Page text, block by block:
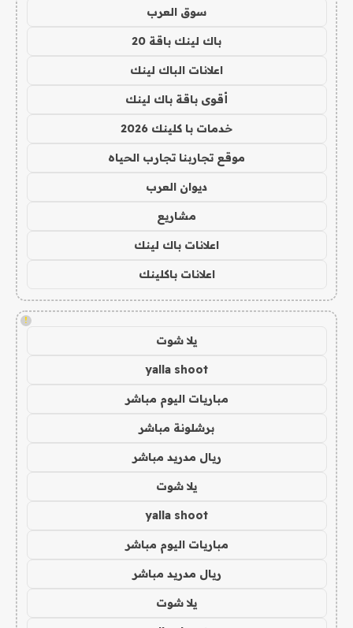
سوق العرب
باك لينك باقة 20
اعلانات الباك لينك
أقوى باقة باك لينك
خدمات با كلينك 2026
موقع تجاربنا تجارب الحياه
ديوان العرب
مشاريع
اعلانات باك لينك
اعلانات باكلينك
!
يلا شوت
yalla shoot
مباريات اليوم مباشر
برشلونة مباشر
ريال مدريد مباشر
يلا شوت
yalla shoot
مباريات اليوم مباشر
ريال مدريد مباشر
يلا شوت